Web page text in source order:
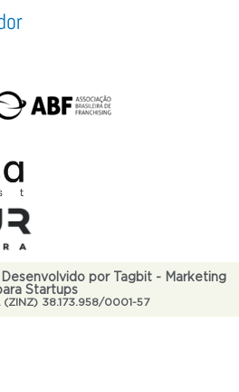
por Tagbit - Marketing
Startups
(ZINZ) 38.173.958/0001-57